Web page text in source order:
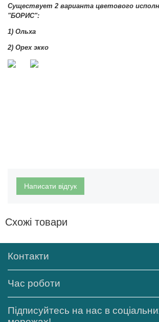
Существует 2 варианта цветового
"БОРИС":
1) Ольха
2) Орех экко
Написати відгук
Схожі товари
Контакти
Час роботи
Підписуйтесь на нас в